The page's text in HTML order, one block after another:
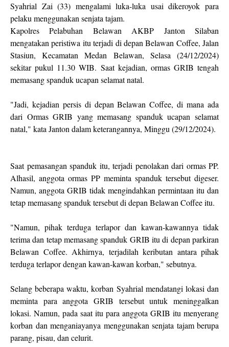
Syahrial Zai (33) mengalami luka-luka usai dikeroyok para
pelaku menggunakan senjata tajam.
Kapolres Pelabuhan Belawan AKBP Janton Silaban
mengatakan peristiwa itu terjadi di depan Belawan Coffee, Jalan
Stasiun, Kecamatan Medan Belawan, Selasa (24/12/2024)
sekitar pukul 11.30 WIB. Saat kejadian, ormas GRIB tengah
memasang spanduk ucapan selamat natal.
"Jadi, kejadian persis di depan Belawan Coffee, di mana ada
dari Ormas GRIB yang memasang spanduk ucapan selamat
natal," kata Janton dalam keterangannya, Minggu (29/12/2024).
Saat pemasangan spanduk itu, terjadi penolakan dari ormas PP.
Alhasil, anggota ormas PP meminta spanduk tersebut digeser.
Namun, anggota GRIB tidak mengindahkan permintaan itu dan
tetap memasang spanduk tersebut di depan Belawan Coffee itu.
"Namun, pihak terduga terlapor dan kawan-kawannya tidak
terima dan tetap memasang spanduk GRIB itu di depan parkiran
Belawan Coffee. Akhirnya, terjadilah keributan antara pihak
terduga terlapor dengan kawan-kawan korban," sebutnya.
Selang beberapa waktu, korban Syahrial mendatangi lokasi dan
meminta para anggota GRIB tersebut untuk meninggalkan
lokasi. Namun, pada saat itu para anggota GRIB itu menyerang
korban dan menganiayanya menggunakan senjata tajam berupa
parang, pisau, dan celurit.